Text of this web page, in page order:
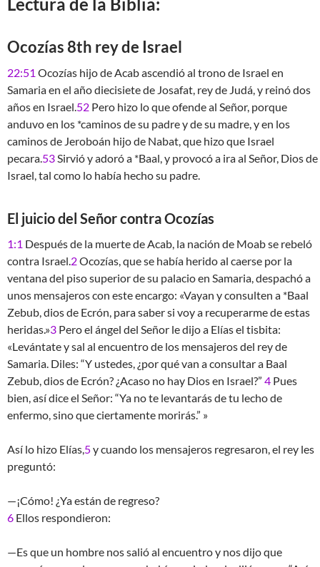
Ocozías 8th rey de Israel
22:51 Ocozías hijo de Acab ascendió al trono de Israel en
Samaria en el año diecisiete de Josafat, rey de Judá, y reinó dos
años en Israel.52 Pero hizo lo que ofende al Señor, porque
anduvo en los *caminos de su padre y de su madre, y en los
caminos de Jeroboán hijo de Nabat, que hizo que Israel
pecara.53Sirvió y adoró a *Baal, y provocó a ira al Señor, Dios de
Israel, tal como lo había hecho su padre.
El juicio del Señor contra Ocozías
1:1 Después de la muerte de Acab, la nación de Moab se rebeló
contra Israel.2Ocozías, que se había herido al caerse por la
ventana del piso superior de su palacio en Samaria, despachó a
unos mensajeros con este encargo: «Vayan y consulten a *Baal
Zebub, dios de Ecrón, para saber si voy a recuperarme de estas
heridas.»3 Pero el ángel del Señor le dijo a Elías el tisbita:
«Levántate y sal al encuentro de los mensajeros del rey de
Samaria. Diles: “Y ustedes, ¿por qué van a consultar a Baal
Zebub, dios de Ecrón? ¿Acaso no hay Dios en Israel?” 4 Pues
bien, así dice el Señor: “Ya no te levantarás de tu lecho de
enfermo, sino que ciertamente morirás.” »
Así lo hizo Elías,5y cuando los mensajeros regresaron, el rey les
preguntó:
—¡Cómo! ¿Ya están de regreso?
6 Ellos respondieron:
—Es que un hombre nos salió al encuentro y nos dijo que